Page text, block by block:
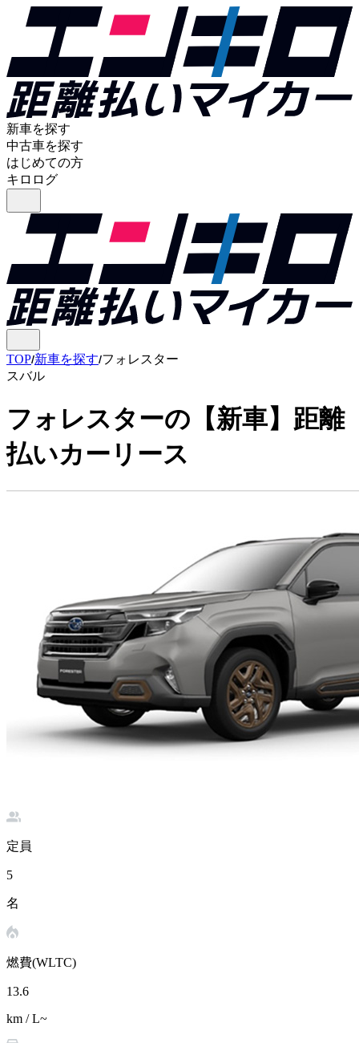
新車を探す
中古車を探す
はじめての方
キロログ
TOP 新車を探す フォレスター
スバル
フォレスターの 【新車】距離
払いカーリース
定員
5
名
燃費(WLTC)
13.6
km / L~